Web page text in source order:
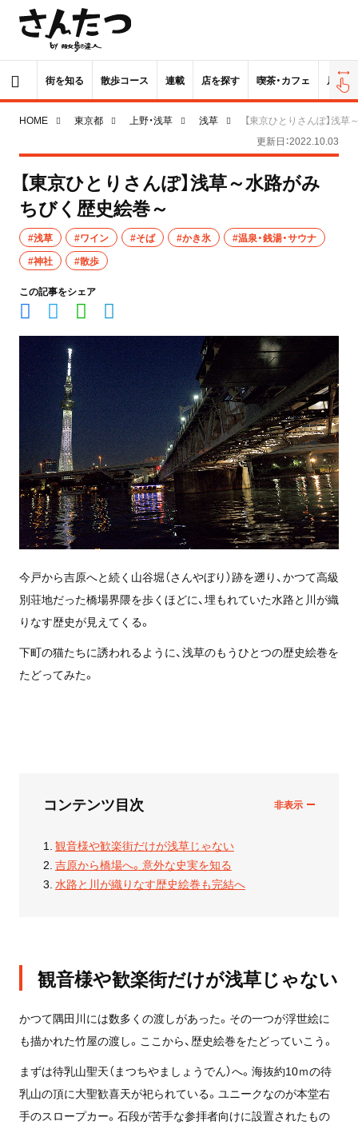
街を知る 散歩コース 連載 店を探す 喫茶・カフェ 居酒屋
HOME 東京都 上野・浅草 浅草
【東京ひとりさんぽ】浅
更新日：2022.10.03
【東京ひとりさんぽ】浅草～水路がみ
ちびく歴史絵巻～
#浅草 #ワイン #そば #かき氷
#温泉・銭湯・サウナ
#神社
#散歩
この記事をシェア
今戸から吉原へと続く山谷堀（さんやぼり）跡を遡り、かつて高級
別荘地だった橋場界隈を歩くほどに、埋もれていた水路と川が織
りなす歴史が見えてくる。
下町の猫たちに誘われるように、浅草のもうひとつの歴史絵巻を
たどってみた。
コンテンツ目次
観音様や歓楽街だけが浅草じゃない
吉原から橋場へ。意外な史実を知る
水路と川が織りなす歴史絵巻も完結へ
観音様や歓楽街だけが浅草じゃない
かつて隅田川には数多くの渡しがあった。その一つが浮世絵に
も描かれた竹屋の渡し。ここから、歴史絵巻をたどっていこう。
まずは待乳山聖天（まつちやましょうでん）へ。海抜約10ｍの待
乳山の頂に大聖歓喜天が祀られている。ユニークなのが本堂右
手のスロープカー。石段が苦手な参拝者向けに設置されたもの